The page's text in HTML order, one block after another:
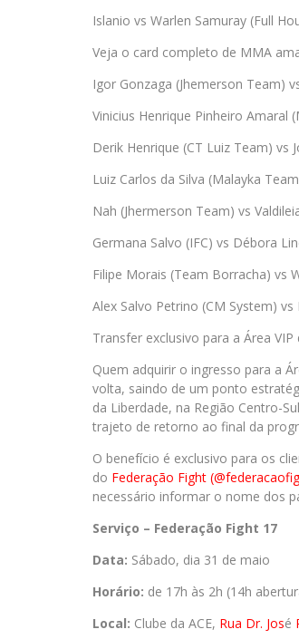
Islanio vs Warlen Samuray (Full
Veja o card completo de MMA
Igor Gonzaga (Jhemerson Team)
Vinicius Henrique Pinheiro Amaral
Derik Henrique (CT Luiz Team) vs
Luiz Carlos da Silva (Malayka
Nah (Jhermerson Team) vs
Germana Salvo (IFC) vs Débora
Filipe Morais (Team Borracha) vs
Alex Salvo Petrino (CM System)
Transfer exclusivo para a Área
Quem adquirir o ingresso para a
volta, saindo de um ponto
da Liberdade, na Região Centro-
trajeto de retorno ao final da
O benefício é exclusivo para os
do Federação Fight
necessário informar o nome dos
Serviço – Federação Fight 17
Data: Sábado, dia 31 de maio
Horário: de 17h às 2h (14h
Local: Clube da ACE, Rua Dr. José